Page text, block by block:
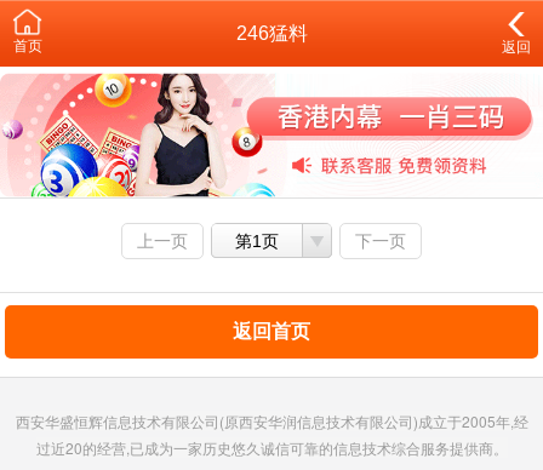
首页
246猛料
返回
上一页 第1页 下一页
返回首页
西安华盛恒辉信息技术有限公司(原西安华润信息技术有限公司)成立于2005年,经
过近20的经营,已成为一家历史悠久诚信可靠的信息技术综合服务提供商。